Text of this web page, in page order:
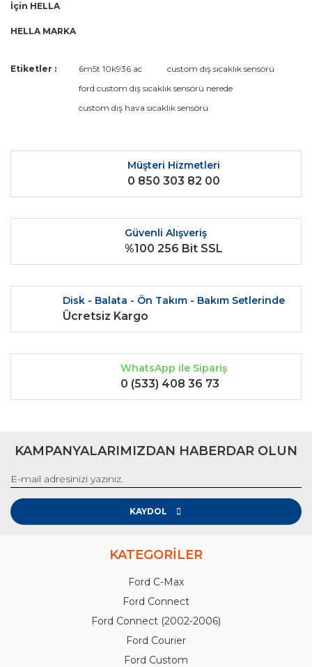
İçin HELLA
HELLA MARKA
Bu ürüne ilk yorumu siz yapın!
Bu ürünün fiyat bilgisi, resim, ürün açıklamalarında ve diğer
kullanarak tarafımıza iletebilirsiniz.
Görüş ve önerileriniz için teşekkür ederiz.
Ürün açıklamasında eksik bilgiler bulunuyor.
Ürün bilgilerinde hatalar bulunuyor.
Ürün fiyatı diğer sitelerden daha pahalı.
Bu ürüne benzer farklı alternatifler olmalı.
Gönder
Etiketler : 6m5t 10k936 ac
custom dış sıcaklık sensörü
ford custom dış sıcaklık sensörü nerede
custom dış hava sıcaklık sensörü
Müşteri Hizmetleri
0 850 303 82 00
Güvenli Alışveriş
%100 256 Bit SSL
Disk - Balata - Ön Takım - Bakım Setlerinde
Ücretsiz Kargo
WhatsApp ile Sipariş
0 (533) 408 36 73
KAMPANYALARIMIZDAN HABERDAR OLUN
KAYDOL
KATEGORİLER
Ford C-Max
Ford Connect
Ford Connect (2002-2006)
Ford Courier
Ford Custom